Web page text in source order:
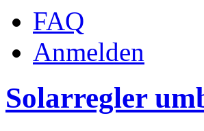
FAQ
Anmelden
Solarregler